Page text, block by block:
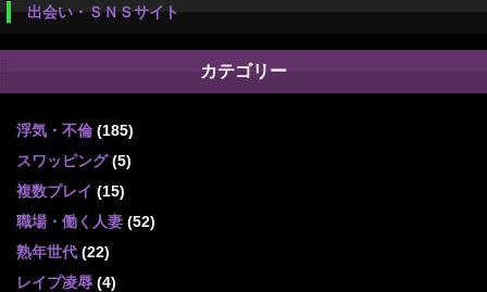
出会い・ＳＮＳサイト
カテゴリー
浮気・不倫 (185)
スワッピング(5)
複数プレイ (15)
職場・働く人妻 (52)
熟年世代 (22)
レイプ凌辱 (4)